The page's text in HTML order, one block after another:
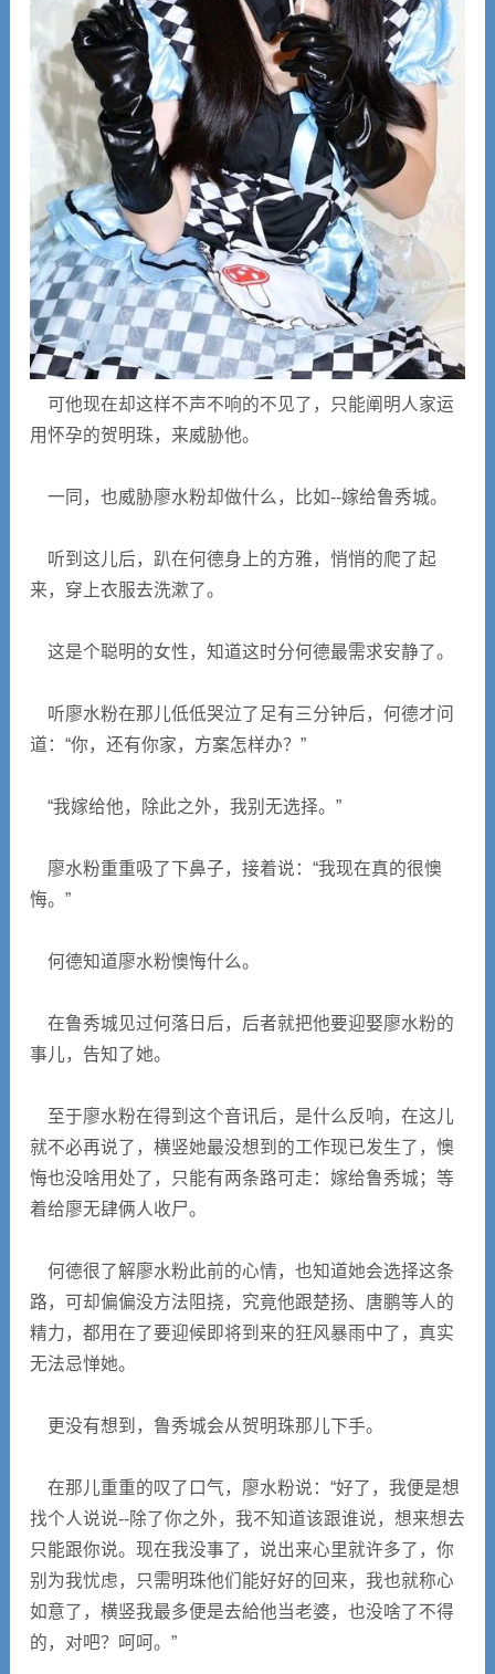
可他现在却这样不声不响的不见了，只能阐明人家运
用怀孕的贺明珠，来威胁他。
一同，也威胁廖水粉却做什么，比如--嫁给鲁秀城。
听到这儿后，趴在何德身上的方雅，悄悄的爬了起
来，穿上衣服去洗漱了。
这是个聪明的女性，知道这时分何德最需求安静了。
听廖水粉在那儿低低哭泣了足有三分钟后，何德才问
道：“你，还有你家，方案怎样办？”
“我嫁给他，除此之外，我别无选择。”
廖水粉重重吸了下鼻子，接着说：“我现在真的很懊
悔。”
何德知道廖水粉懊悔什么。
在鲁秀城见过何落日后，后者就把他要迎娶廖水粉的
事儿，告知了她。
至于廖水粉在得到这个音讯后，是什么反响，在这儿
就不必再说了，横竖她最没想到的工作现已发生了，懊
悔也没啥用处了，只能有两条路可走：嫁给鲁秀城；等
着给廖无肆俩人收尸。
何德很了解廖水粉此前的心情，也知道她会选择这条
路，可却偏偏没方法阻挠，究竟他跟楚扬、唐鹏等人的
精力，都用在了要迎候即将到来的狂风暴雨中了，真实
无法忌惮她。
更没有想到，鲁秀城会从贺明珠那儿下手。
在那儿重重的叹了口气，廖水粉说：“好了，我便是想
找个人说说--除了你之外，我不知道该跟谁说，想来想去
只能跟你说。现在我没事了，说出来心里就许多了，你
别为我忧虑，只需明珠他们能好好的回来，我也就称心
如意了，横竖我最多便是去給他当老婆，也没啥了不得
的，对吧？呵呵。”